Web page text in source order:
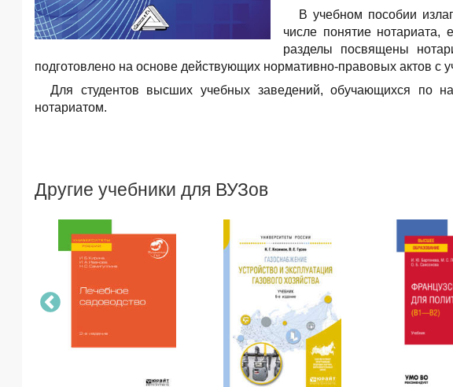
В учебном пособии
числе понятие нотариата,
разделы посвящены
подготовлено на основе действующих нормативно-правовых актов с
Для студентов высших учебных заведений, обучающихся по
нотариатом.
Другие учебники для ВУЗов